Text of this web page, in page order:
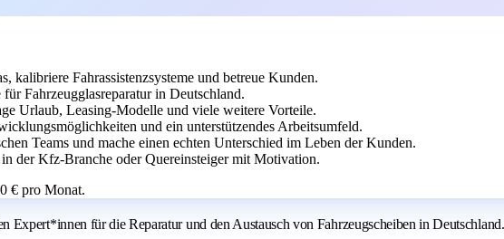
kalibriere Fahrassistenzsysteme und betreue Kunden.
Fahrzeugglasreparatur in Deutschland.
Urlaub, Leasing-Modelle und viele weitere Vorteile.
und ein unterstützendes Arbeitsumfeld.
Teams und mache einen echten Unterschied im Leben der Kunden.
der Kfz-Branche oder Quereinsteiger mit Motivation.
€ pro Monat.
Expert*innen für die Reparatur und den Austausch von Fahrzeugscheiben in